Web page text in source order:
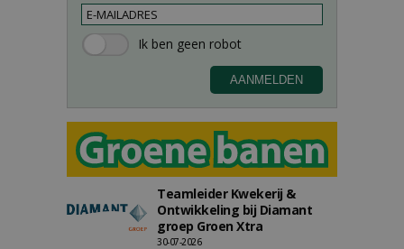
Teamleider Kwekerij &
Ontwikkeling bij Diamant
groep Groen Xtra
30-07-2026